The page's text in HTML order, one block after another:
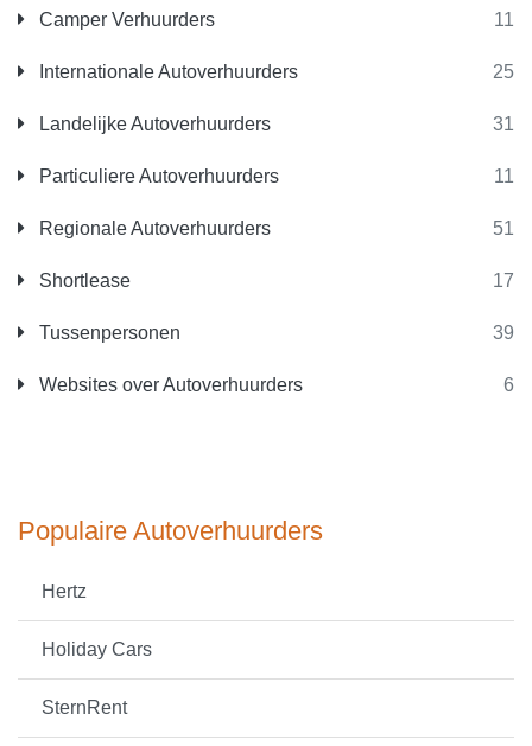
Camper Verhuurders 11
Internationale Autoverhuurders 25
Landelijke Autoverhuurders 31
Particuliere Autoverhuurders 11
Regionale Autoverhuurders 51
Shortlease 17
Tussenpersonen 39
Websites over Autoverhuurders 6
Populaire Autoverhuurders
Hertz
Holiday Cars
SternRent